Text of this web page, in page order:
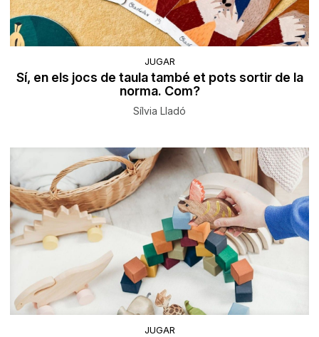
JUGAR
Sí, en els jocs de taula també et pots sortir de la
norma. Com?
Sílvia Lladó
JUGAR